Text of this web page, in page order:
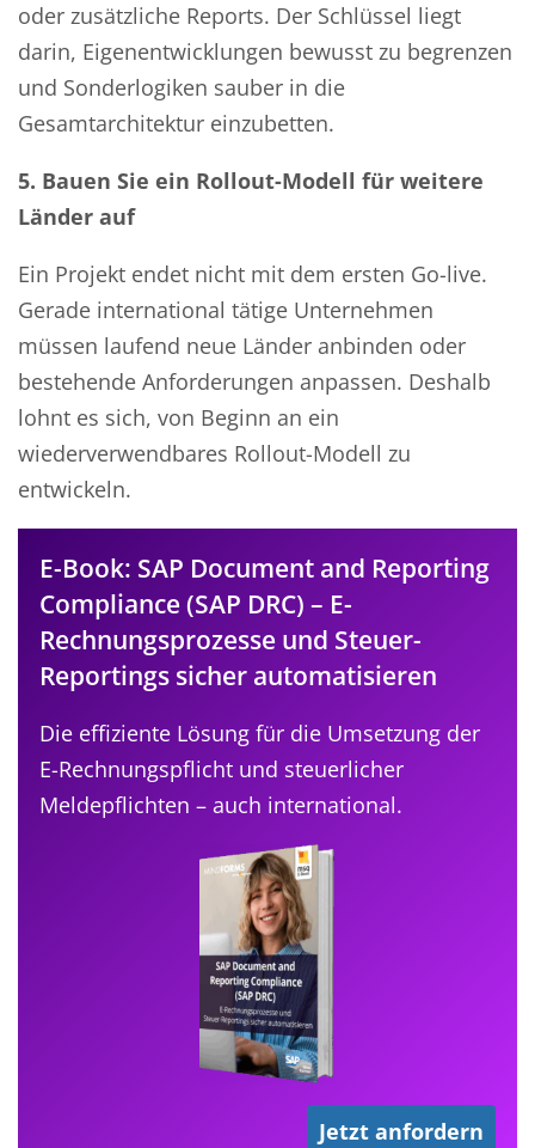
oder zusätzliche Reports. Der Schlüssel liegt
darin, Eigenentwicklungen bewusst zu begrenzen
und Sonderlogiken sauber in die
Gesamtarchitektur einzubetten.
5. Bauen Sie ein Rollout-Modell für weitere
Länder auf
Ein Projekt endet nicht mit dem ersten Go-live.
Gerade international tätige Unternehmen
müssen laufend neue Länder anbinden oder
bestehende Anforderungen anpassen. Deshalb
lohnt es sich, von Beginn an ein
wiederverwendbares Rollout-Modell zu
entwickeln.
E-Book: SAP Document and Reporting
Compliance (SAP DRC) – E-
Rechnungsprozesse und Steuer-
Reportings sicher automatisieren
Die effiziente Lösung für die Umsetzung der
E-Rechnungspflicht und steuerlicher
Meldepflichten – auch international.
Jetzt anfordern